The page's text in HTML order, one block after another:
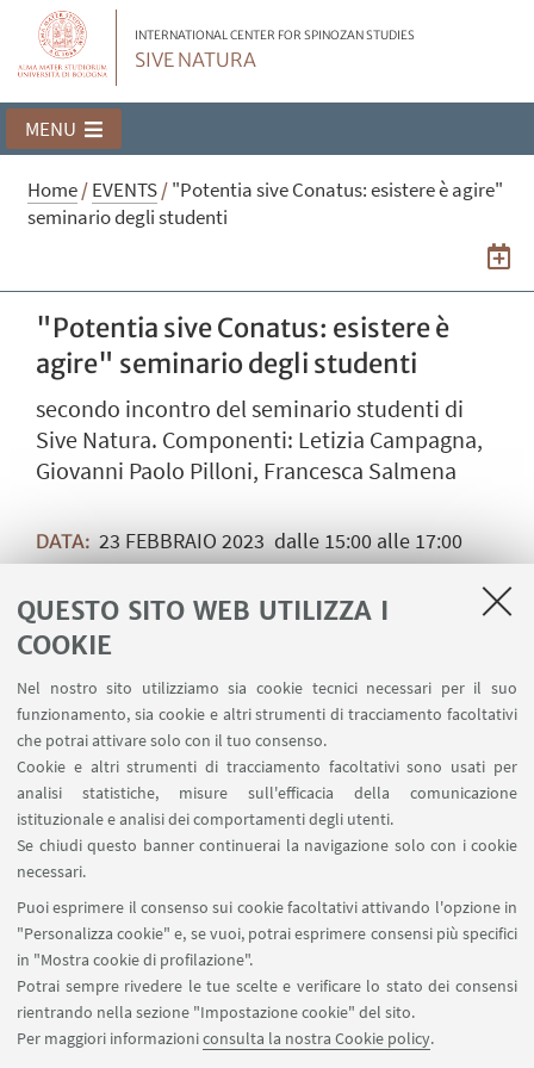
QUESTO SITO WEB UTILIZZA I
COOKIE
Nel nostro sito utilizziamo sia cookie tecnici necessari per il suo
funzionamento, sia cookie e altri strumenti di tracciamento facoltativi
che potrai attivare solo con il tuo consenso.
Cookie e altri strumenti di tracciamento facoltativi sono usati per
analisi statistiche, misure sull'efficacia della comunicazione
istituzionale e analisi dei comportamenti degli utenti.
Se chiudi questo banner continuerai la navigazione solo con i cookie
necessari.
Puoi esprimere il consenso sui cookie facoltativi attivando l'opzione in
"Personalizza cookie" e, se vuoi, potrai esprimere consensi più specifici
in "Mostra cookie di profilazione".
Potrai sempre rivedere le tue scelte e verificare lo stato dei consensi
rientrando nella sezione "Impostazione cookie" del sito.
Per maggiori informazioniconsulta la nostra Cookie policy.
INTERNATIONAL CENTER FOR SPINOZAN STUDIES
SIVE NATURA
MENU
Home/EVENTS/"Potentia sive Conatus: esistere è agire"
seminario degli studenti
"Potentia sive Conatus: esistere è
agire" seminario degli studenti
secondo incontro del seminario studenti di
Sive Natura. Componenti: Letizia Campagna,
Giovanni Paolo Pilloni, Francesca Salmena
DATA: 23 FEBBRAIO 2023 dalle 15:00 alle 17:00
TIPO: corpo-mente-affetti
Guarda su YouTube